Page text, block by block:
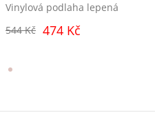
Vinylová podlaha lepená
544 Kč 474 Kč